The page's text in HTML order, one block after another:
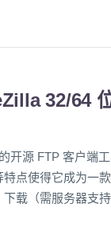
32/64
开源 FTP 客户端
点使得它成为一
载（需服务器支